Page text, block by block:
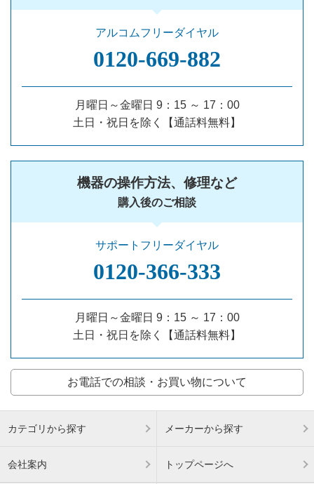
アルコムフリーダイヤル
0120‐669‐882
月曜日～金曜日 9：15 ～ 17：00
土日・祝日を除く【通話料無料】
機器の操作方法、修理など
購入後のご相談
サポートフリーダイヤル
0120‐366‐333
月曜日～金曜日 9：15 ～ 17：00
土日・祝日を除く【通話料無料】
お電話での相談・お買い物について
カテゴリから探す メーカーから探す
会社案内 トップページへ